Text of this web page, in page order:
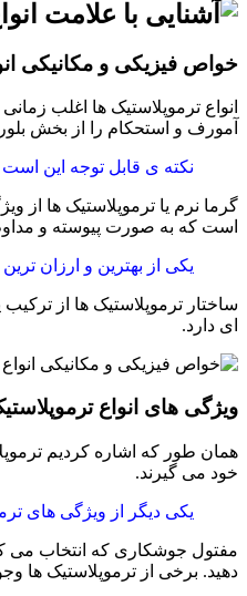
خواص فیزیکی و مکانیکی
انواع ترموپلاستیک ها اغلب
آمورف و استحکام را از بخش
نکته ی قابل توجه این
گرما نرم یا ترموپلاستیک ها از
است که به صورت پیوسته و
یکی از بهترین و ارزان
ساختار ترموپلاستیک ها از
ای دارد.
ویژگی های انواع
همان طور که اشاره کردیم
خود می گیرند.
یکی دیگر از ویژگی های
مفتول جوشکاری که انتخاب می
دهید. برخی از ترموپلاستیک ها